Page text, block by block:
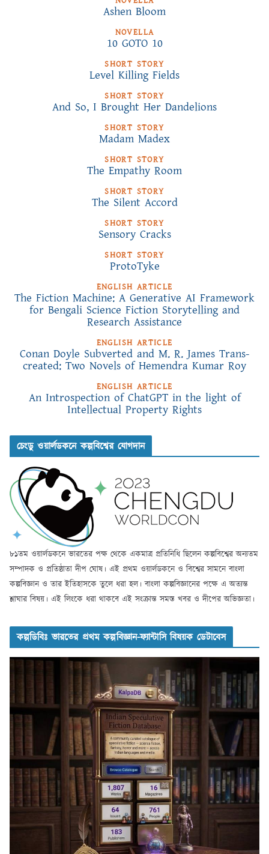
Ashen Bloom
NOVELLA
10 GOTO 10
SHORT STORY
Level Killing Fields
SHORT STORY
And So, I Brought Her Dandelions
SHORT STORY
Madam Madex
SHORT STORY
The Empathy Room
SHORT STORY
The Silent Accord
SHORT STORY
Sensory Cracks
SHORT STORY
ProtoTyke
ENGLISH ARTICLE
The Fiction Machine: A Generative AI Framework
for Bengali Science Fiction Storytelling and
Research Assistance
ENGLISH ARTICLE
Conan Doyle Subverted and M. R. James Trans-
created: Two Novels of Hemendra Kumar Roy
ENGLISH ARTICLE
An Introspection of ChatGPT in the light of
Intellectual Property Rights
চেংডু ওয়ার্লডকনে কল্পবিশ্বের যোগদান
৮১তম ওয়ার্লডকনে ভারতের পক্ষ থেকে একমাত্র প্রতিনিধি ছিলেন কল্পবিশ্বের অন্যতম
সম্পাদক ও প্রতিষ্ঠাতা দীপ ঘোষ। এই প্রথম ওয়ার্লডকনে ও বিশ্বের সামনে বাংলা
কল্পবিজ্ঞান ও তার ইতিহাসকে তুলে ধরা হল। বাংলা কল্পবিজ্ঞানের পক্ষে এ অত্যন্ত
শ্লাঘার বিষয়। এই লিংকে ধরা থাকবে এই সংক্রান্ত সমস্ত খবর ও দীপের অভিজ্ঞতা।
কল্পডিবিঃ ভারতের প্রথম কল্পবিজ্ঞান-ফ্যান্টাসি বিষয়ক ডেটাবেস